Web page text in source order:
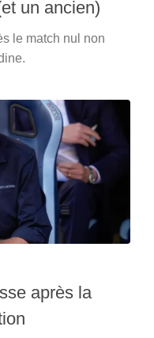
un ancien)
le match nul non
après la